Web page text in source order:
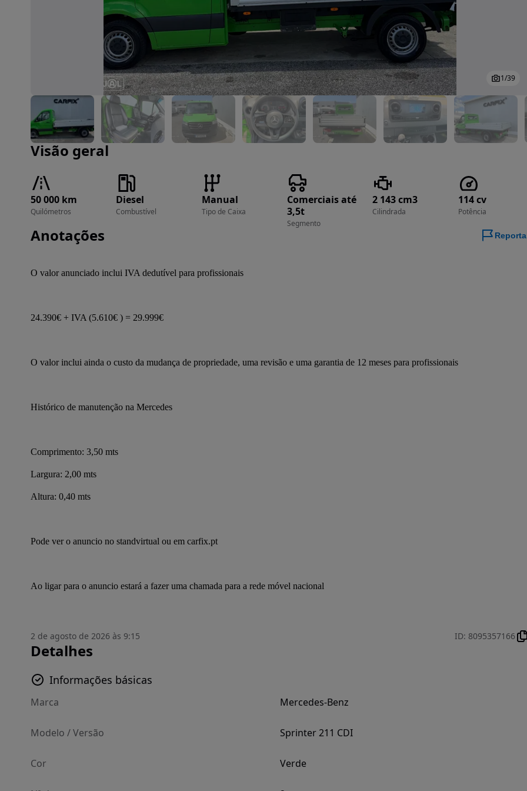
Imagem 1 de 39
1/39
Visão geral
50 000 km
Quilómetros
Diesel
Combustível
Manual
Tipo de Caixa
Comerciais até
3,5t
Segmento
2 143 cm3
Cilindrada
114 cv
Potência
Anotações
O valor anunciado inclui IVA dedutível para profissionais
24.390€ + IVA (5.610€ ) = 29.999€
O valor inclui ainda o custo da mudança de propriedade, uma revisão e uma garantia de 12 meses para profissionais
Histórico de manutenção na Mercedes
Comprimento: 3,50 mts
Largura: 2,00 mts
Altura: 0,40 mts
Pode ver o anuncio no standvirtual ou em carfix.pt
Ao ligar para o anuncio estará a fazer uma chamada para a rede móvel nacional
2 de agosto de 2026 às 9:15 ID: 8095357166
Detalhes
Informações básicas
Marca Mercedes-Benz
Modelo / Versão Sprinter 211 CDI
Cor Verde